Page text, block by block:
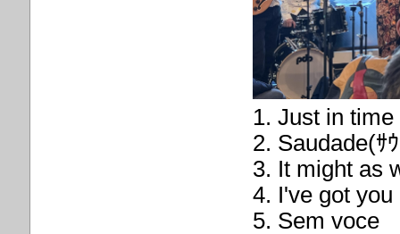
1. Just in time
2. Saudade(ｻ
3. It might as
4. I've got
5. Sem voce